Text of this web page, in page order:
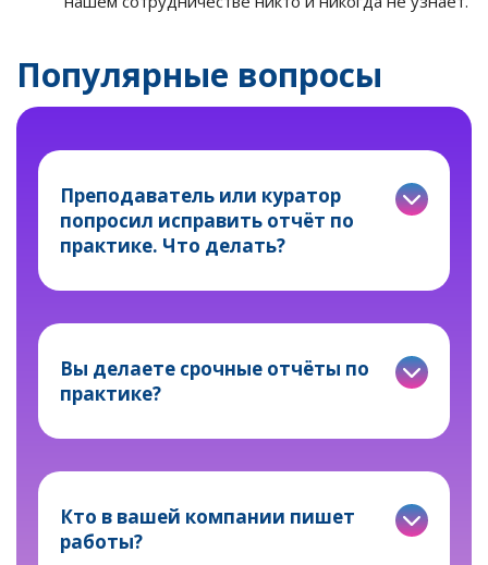
Популярные вопросы
Преподаватель или куратор
попросил исправить отчёт по
практике. Что делать?
Вы делаете срочные отчёты по
практике?
Кто в вашей компании пишет
работы?